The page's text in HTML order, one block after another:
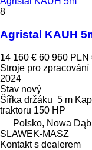
8
Agristal KAUH
14 160 € 60 960 PLN
Stroje pro
2024
Stav nový
Šířka držáku 5 m
traktoru 150 HP
Polsko, Nowa
SLAWEK-MASZ
Kontakt s dealerem